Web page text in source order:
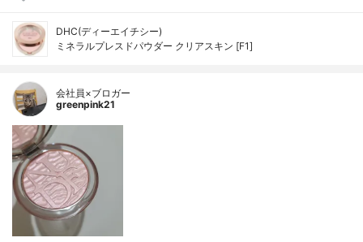
DHC(ディーエイチシー)
ミネラルプレスドパウダー クリアスキン [F1]
会社員×ブロガー
greenpink21